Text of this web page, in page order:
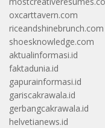
oxcarttavern.com
riceandshinebrunch.com
shoesknowledge.com
aktualinformasi.id
faktadunia.id
gapurainformasi.id
gariscakrawala.id
gerbangcakrawala.id
helvetianews.id